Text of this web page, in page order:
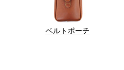
ベルトポーチ